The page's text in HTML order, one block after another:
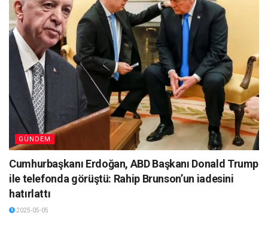
GÜNDEM
Cumhurbaşkanı Erdoğan, ABD Başkanı Donald Trump
ile telefonda görüştü: Rahip Brunson’un iadesini
hatırlattı
2025-05-05